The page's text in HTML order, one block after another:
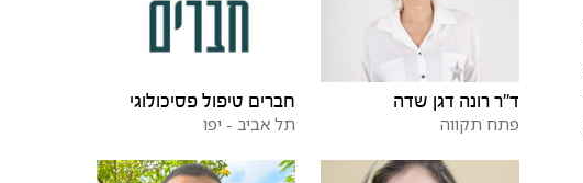
ד"ר רונה דגן שדה
פתח תקווה
חברים טיפול פסיכולוגי
תל אביב - יפו